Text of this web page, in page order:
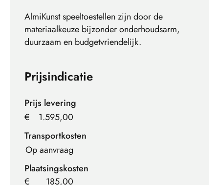
AlmiKunst speeltoestellen zijn door de
materiaalkeuze bijzonder onderhoudsarm,
duurzaam en budgetvriendelijk.
Prijsindicatie
Prijs levering
€
1.595,00
Transportkosten
Op aanvraag
Plaatsingskosten
€
185,00